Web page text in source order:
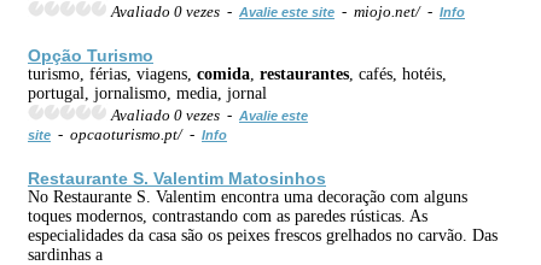
Avaliado 0 vezes - Avalie este site - miojo.net/ - Info
Opção Turismo
turismo, férias, viagens, comida restaurantes , cafés, hotéis,
portugal, jornalismo, media, jornal
Avaliado 0 vezes - Avalie este
site - opcaoturismo.pt/ - Info
Restaurante S. Valentim Matosinhos
No Restaurante S. Valentim encontra uma decoração com alguns
toques modernos, contrastando com as paredes rústicas. As
especialidades da casa são os peixes frescos grelhados no carvão. Das
sardinhas a